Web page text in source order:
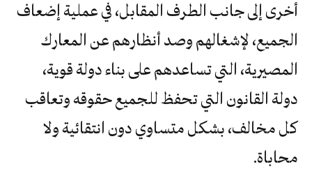
أخرى إلى جانب الطرف المقابل، في عملية إضعاف
الجميع، لإشغالهم وصد أنظارهم عن المعارك
المصيرية، التي تساعدهم على بناء دولة قوية،
دولة القانون التي تحفظ للجميع حقوقه وتعاقب
كل مخالف، بشكل متساوي دون انتقائية ولا
محاباة.